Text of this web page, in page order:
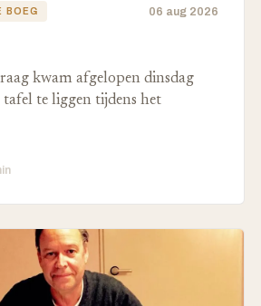
BOEG 06 aug 2026
kwam afgelopen dinsdag
te liggen tijdens het